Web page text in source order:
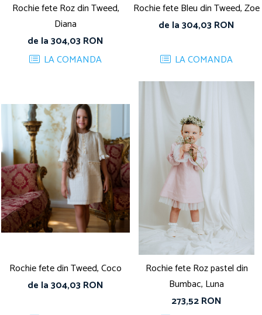
Rochie fete Roz din Tweed,
Diana
de la 304,03 RON
LA COMANDA
Rochie fete Bleu din Tweed, Zoe
de la 304,03 RON
LA COMANDA
Rochie fete din Tweed, Coco
de la 304,03 RON
Rochie fete Roz pastel din
Bumbac, Luna
273,52 RON